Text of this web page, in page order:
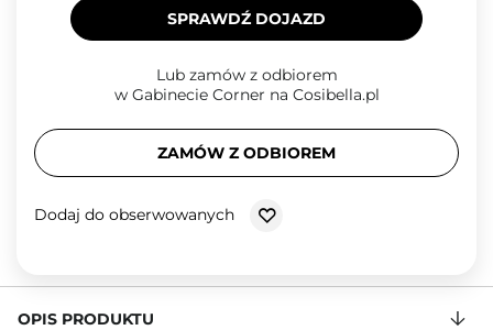
SPRAWDŹ DOJAZD
Lub zamów z odbiorem
w Gabinecie Corner na Cosibella.pl
ZAMÓW Z ODBIOREM
Dodaj do obserwowanych
OPIS PRODUKTU